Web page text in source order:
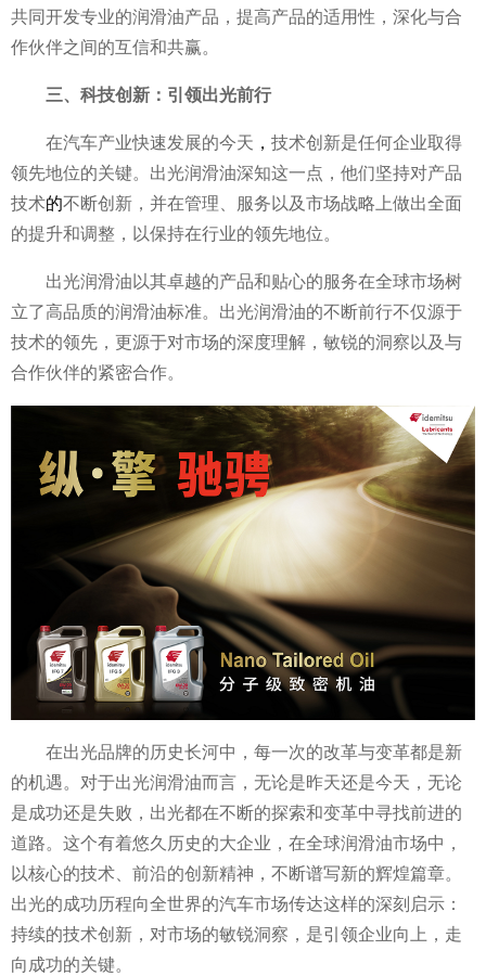
共同开发专业的润滑油产品，提高产品的适用性，深化与合
作伙伴之间的互信和共赢。
三、科技创新：引领出光前行
在汽车产业快速发展的今天 ， 技术创新是任何企业取得
领先地位的关键。出光润滑油深知这一点，他们坚持对产品
技术的不断创新，并在管理、服务以及市场战略上做出全面
的提升和调整，以保持在行业的领先地位。
出光润滑油以其卓越的产品和贴心的服务在全球市场树
立了高品质的润滑油标准。出光润滑油的不断前行不仅源于
技术的领先，更源于对市场的深度理解，敏锐的洞察以及与
合作伙伴的紧密合作。
在出光品牌的历史长河中，每一次的改革与变革都是新
的机遇。对于出光润滑油而言，无论是昨天还是今天，无论
是成功还是失败，出光都在不断的探索和变革中寻找前进的
道路。这个有着悠久历史的大企业，在全球润滑油市场中，
以核心的技术、前沿的创新精神，不断谱写新的辉煌篇章。
出光的成功历程向全世界的汽车市场传达这样的深刻启示：
持续的技术创新，对市场的敏锐洞察，是引领企业向上，走
向成功的关键。